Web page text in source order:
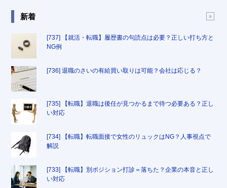
新着
[737] 【就活・転職】履歴書の句読点は必要？正しい打ち方と
NG例
[736] 退職のさいの有給買い取りは可能？会社は応じる？
[735] 【転職】退職は後任が見つかるまで待つ必要ある？正し
い対応
[734] 【転職】転職面接で女性のリュックはNG？人事視点で
解説
[733] 【転職】別ポジション打診＝落ちた？企業の本音と正し
い対応